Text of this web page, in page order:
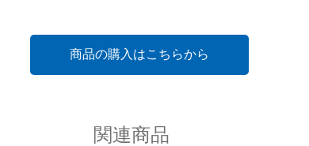
商品の購入はこちらから
関連商品